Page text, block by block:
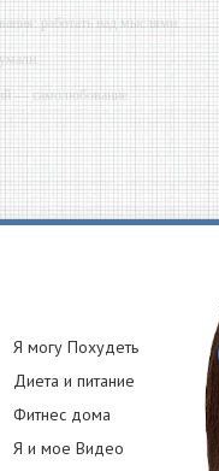
работать над мыслями.
— самолюбование.
Я могу Похудеть
Диета и питание
Фитнес дома
Я и мое Видео